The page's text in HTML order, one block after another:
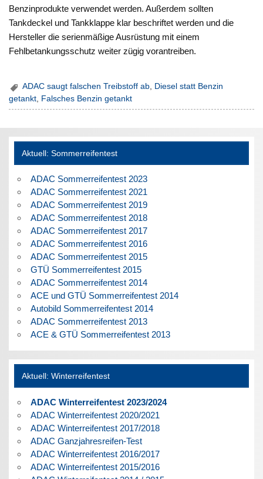
Benzinprodukte verwendet werden. Außerdem sollten
Tankdeckel und Tankklappe klar beschriftet werden und die
Hersteller die serienmäßige Ausrüstung mit einem
Fehlbetankungsschutz weiter zügig vorantreiben.
ADAC saugt falschen Treibstoff ab, Diesel statt Benzin
getankt Falsches Benzin getankt
Aktuell: Sommerreifentest
ADAC Sommerreifentest 2023
ADAC Sommerreifentest 2021
ADAC Sommerreifentest 2019
ADAC Sommerreifentest 2018
ADAC Sommerreifentest 2017
ADAC Sommerreifentest 2016
ADAC Sommerreifentest 2015
GTÜ Sommerreifentest 2015
ADAC Sommerreifentest 2014
ACE und GTÜ Sommerreifentest 2014
Autobild Sommerreifentest 2014
ADAC Sommerreifentest 2013
ACE & GTÜ Sommerreifentest 2013
Aktuell: Winterreifentest
ADAC Winterreifentest 2023/2024
ADAC Winterreifentest 2020/2021
ADAC Winterreifentest 2017/2018
ADAC Ganzjahresreifen-Test
ADAC Winterreifentest 2016/2017
ADAC Winterreifentest 2015/2016